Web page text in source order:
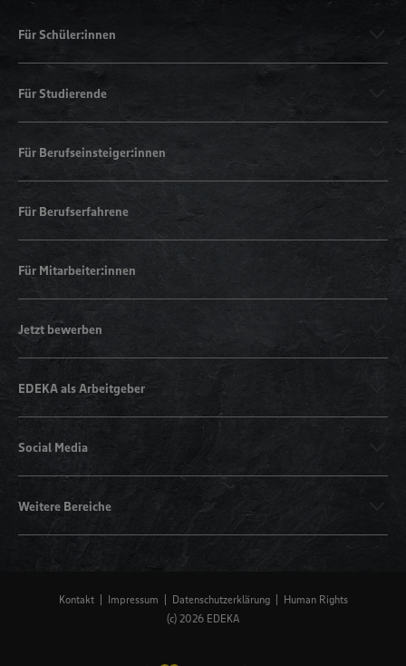
Für Schüler:innen
Für Studierende
Für Berufseinsteiger:innen
Für Berufserfahrene
Für Mitarbeiter:innen
Jetzt bewerben
EDEKA als Arbeitgeber
Social Media
Weitere Bereiche
Kontakt Impressum Datenschutzerklärung
Human Rights
(c) 2026 EDEKA